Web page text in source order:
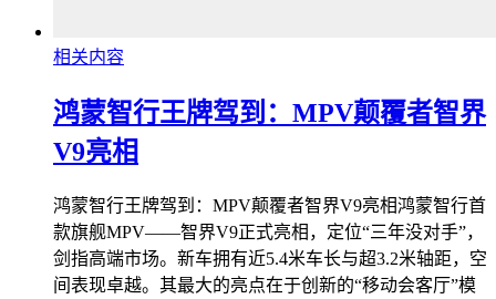
相关内容
鸿蒙智行王牌驾到：MPV颠覆者智界
V9亮相
鸿蒙智行王牌驾到：MPV颠覆者智界V9亮相鸿蒙智行首
款旗舰MPV——智界V9正式亮相，定位“三年没对手”，
剑指高端市场。新车拥有近5.4米车长与超3.2米轴距，空
间表现卓越。其最大的亮点在于创新的“移动会客厅”模